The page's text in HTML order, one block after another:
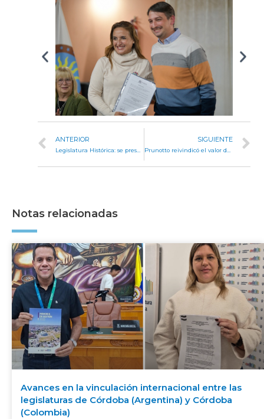
ANTERIOR
Legislatura Histórica: se presentaron dos libros del escritor Rubén Capodaqua
SIGUIENTE
Prunotto reivindicó el valor del interior en los 150 años de la Sociedad Española de Río Cuarto
Notas relacionadas
Avances en la vinculación internacional entre las
legislaturas de Córdoba (Argentina) y Córdoba
(Colombia)